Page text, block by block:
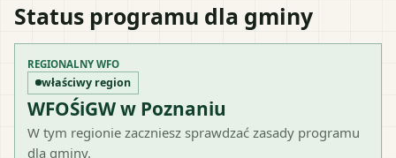
Status programu dla gminy
REGIONALNY WFO
właściwy region
WFOŚiGW w Poznaniu
W tym regionie zaczniesz sprawdzać zasady programu
dla gminy.